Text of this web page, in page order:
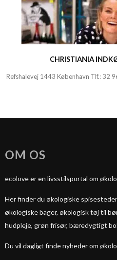
CHRISTIANIA
Refshalevej 1443 København Tlf.: 32
OM OS
ecolove er en livsstilsportal om
Her finder du økologiske
økologiske bager, økologisk tøj til
hudpleje, grøn frisør, bæredygtigt
Du vil dagligt finde nyheder om